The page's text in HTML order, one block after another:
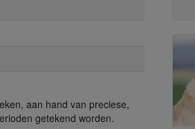
aan hand van preciese,
getekend worden.